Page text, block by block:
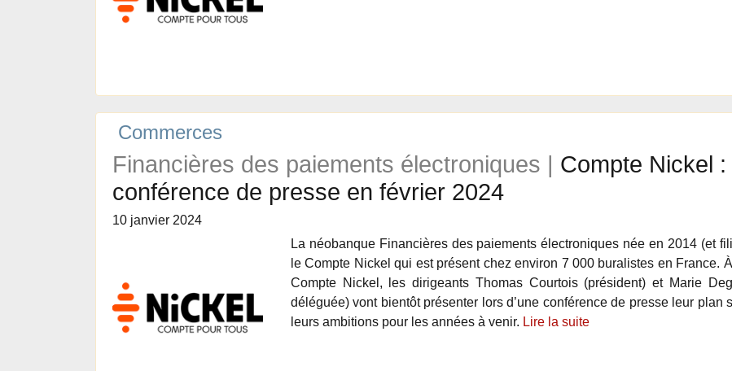
Commerces
Financières des paiements électroniques | Compte Nickel
conférence de presse en février 2024
10 janvier 2024
La néobanque Financières des paiements électroniques née en 2014 (et
le Compte Nickel qui est présent chez environ 7 000 buralistes en France.
Compte Nickel, les dirigeants Thomas Courtois (président) et Marie
déléguée) vont bientôt présenter lors d’une conférence de presse leur plan
leurs ambitions pour les années à venir. Lire la suite